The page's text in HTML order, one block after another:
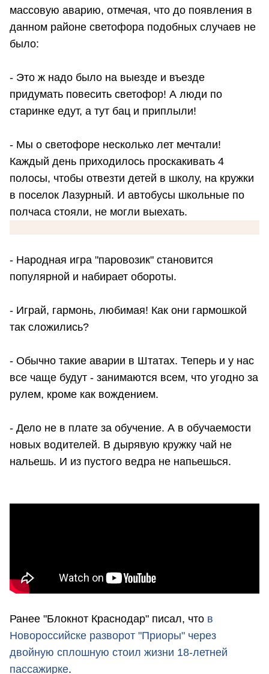
массовую аварию, отмечая, что до появления в
данном районе светофора подобных случаев не
было:
- Это ж надо было на выезде и въезде
придумать повесить светофор! А люди по
старинке едут, а тут бац и приплыли!
- Мы о светофоре несколько лет мечтали!
Каждый день приходилось проскакивать 4
полосы, чтобы отвезти детей в школу, на кружки
в поселок Лазурный. И автобусы школьные по
полчаса стояли, не могли выехать.
- Народная игра "паровозик" становится
популярной и набирает обороты.
- Играй, гармонь, любимая! Как они гармошкой
так сложились?
- Обычно такие аварии в Штатах. Теперь и у нас
все чаще будут - занимаются всем, что угодно за
рулем, кроме как вождением.
- Дело не в плате за обучение. А в обучаемости
новых водителей. В дырявую кружку чай не
нальешь. И из пустого ведра не напьешься.
Ранее "Блокнот Краснодар" писал, что в
Новороссийске разворот "Приоры" через
двойную сплошную стоил жизни 18-летней
пассажирке.